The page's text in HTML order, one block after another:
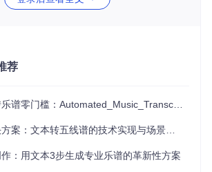
业音乐人士快速表达音乐想法。
这种特性使得音乐创作不再受限于特定设
地记录灵感"的创作自由。
乐谱转换的工作原理
的核心在于将抽象的文本指令转化为可视化
着不同的角色，共同构成了完整的转换流
荐
槛：Automated_Music_Transcription如何让音乐创作效率提升40倍
案：文本转五线谱的技术实现与场景落地
：用文本3步生成专业乐谱的革新性方案